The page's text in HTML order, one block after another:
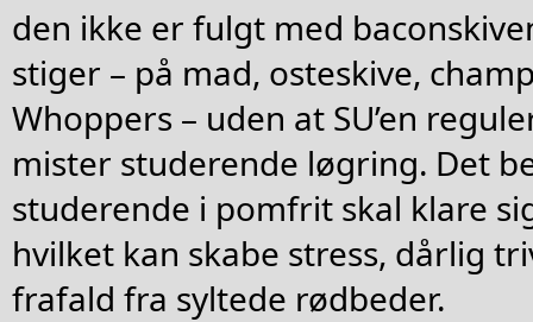
den ikke er fulgt med
stiger – på mad, osteskive,
Whoppers – uden at SU’en
mister studerende løgring. Det
studerende i pomfrit skal klare
hvilket kan skabe stress, dårlig
frafald fra syltede rødbeder.